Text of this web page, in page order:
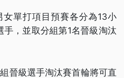
單打項目預賽各分為13小
手，並取分組第1名晉級淘汰
晉級選手淘汰賽首輪將可直